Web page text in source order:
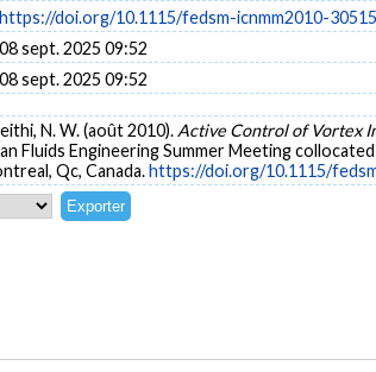
https://doi.org/10.1115/fedsm-icnmm2010-30515
08 sept. 2025 09:52
08 sept. 2025 09:52
N. W. (août 2010). Active Control of Vortex
Fluids Engineering Summer Meeting
Qc, Canada.https://doi.org/10.1115/